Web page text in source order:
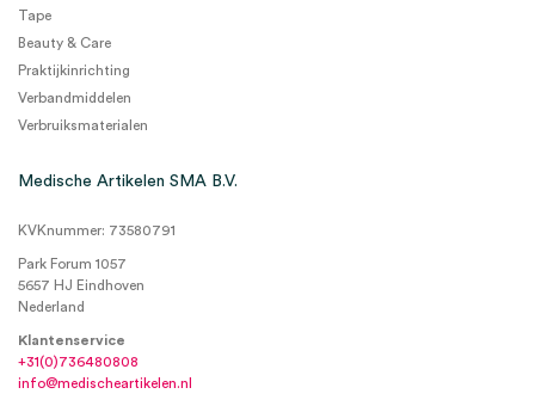
Tape
Beauty & Care
Praktijkinrichting
Verbandmiddelen
Verbruiksmaterialen
Medische Artikelen SMA B.V.
KVKnummer: 73580791
Park Forum 1057
5657 HJ Eindhoven
Nederland
Klantenservice
+31(0)736480808
info@medischeartikelen.nl